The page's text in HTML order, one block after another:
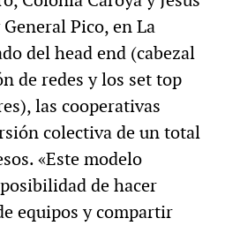
Pico, en La
del head end (cabezal
de redes y los set top
las cooperativas
colectiva de un total
«Este modelo
de hacer
equipos y compartir